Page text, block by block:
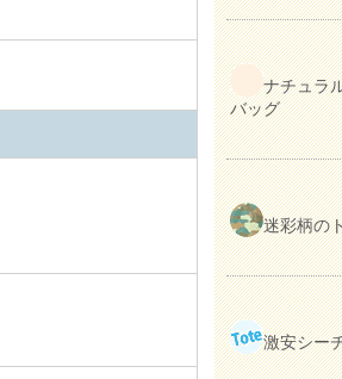
ナチュラ
バッグ
迷彩柄の
激安シー